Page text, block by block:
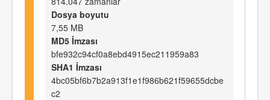
Dosya boyutu
7,55 MB
MD5 İmzası
bfe932c94cf0a8ebd4915ec211959a83
SHA1 İmzası
4bc05bf6b7b2a913f1e1f986b621f59655dcbe
c2